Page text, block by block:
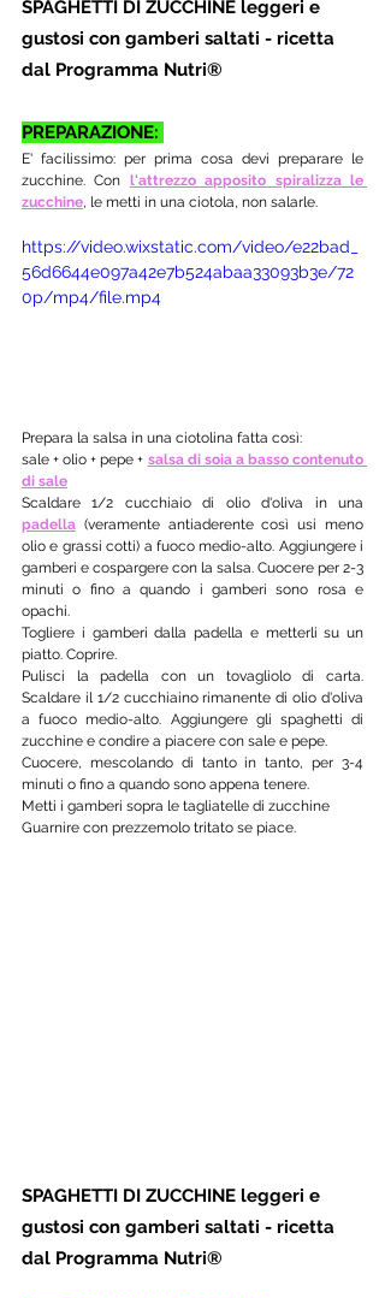
SPAGHETTI DI ZUCCHINE leggeri e
gustosi con gamberi saltati - ricetta
dal Programma Nutri®
PREPARAZIONE:
E' facilissimo: per prima cosa devi preparare le
zucchine. Con l'attrezzo apposito spiralizza le
zucchine, le metti in una ciotola, non salarle.
https://video.wixstatic.com/video/e22bad_
56d6644e097a42e7b524abaa33093b3e/72
0p/mp4/file.mp4
Prepara la salsa in una ciotolina fatta così:
sale + olio + pepe + salsa di soia a basso contenuto
di sale
padella (veramente antiaderente così usi meno
olio e grassi cotti) a fuoco medio-alto. Aggiungere i
gamberi e cospargere con la salsa. Cuocere per 2-3
minuti o fino a quando i gamberi sono rosa e
opachi.
Togliere i gamberi dalla padella e metterli su un
piatto. Coprire.
Pulisci la padella con un tovagliolo di carta.
Scaldare il 1/2 cucchiaino rimanente di olio d'oliva
a fuoco medio-alto. Aggiungere gli spaghetti di
zucchine e condire a piacere con sale e pepe.
Cuocere, mescolando di tanto in tanto, per 3-4
minuti o fino a quando sono appena tenere.
Metti i gamberi sopra le tagliatelle di zucchine
Guarnire con prezzemolo tritato se piace.
SPAGHETTI DI ZUCCHINE leggeri e
gustosi con gamberi saltati - ricetta
dal Programma Nutri®